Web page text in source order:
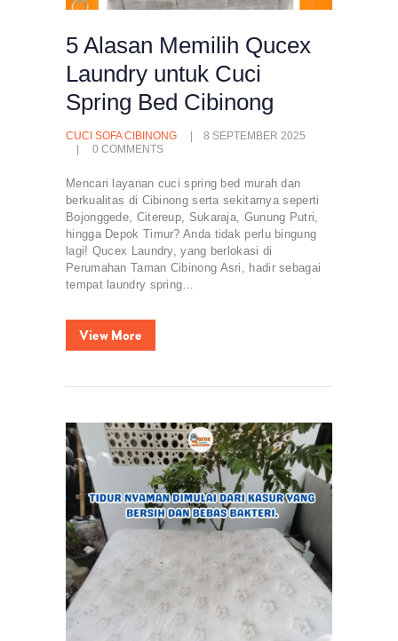
5 Alasan Memilih Qucex
Laundry untuk Cuci
Spring Bed Cibinong
CUCI SOFA CIBINONG
8 SEPTEMBER 2025
0 COMMENTS
Mencari layanan cuci spring bed murah dan
berkualitas di Cibinong serta sekitarnya seperti
Bojonggede, Citereup, Sukaraja, Gunung Putri,
hingga Depok Timur? Anda tidak perlu bingung
lagi! Qucex Laundry, yang berlokasi di
Perumahan Taman Cibinong Asri, hadir sebagai
tempat laundry spring…
View More